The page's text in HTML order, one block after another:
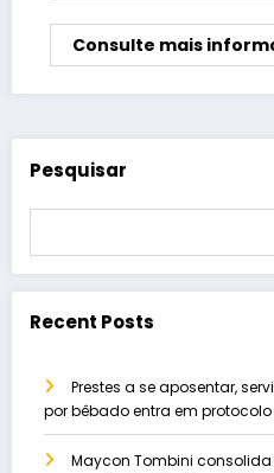
Consulte mais
Pesquisar
Recent Posts
Prestes a se aposentar,
por bêbado entra em
Maycon Tombini